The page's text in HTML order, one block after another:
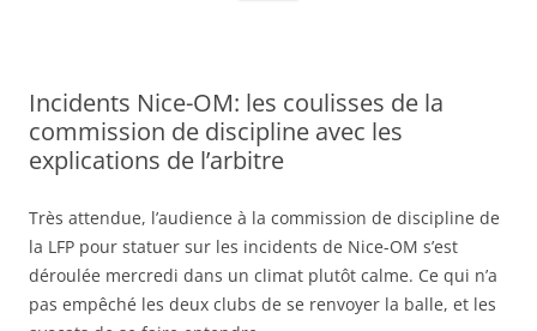
Incidents Nice-OM: les coulisses de la
commission de discipline avec les
explications de l’arbitre
Très attendue, l’audience à la commission de discipline de
la LFP pour statuer sur les incidents de Nice-OM s’est
déroulée mercredi dans un climat plutôt calme. Ce qui n’a
pas empêché les deux clubs de se renvoyer la balle, et les